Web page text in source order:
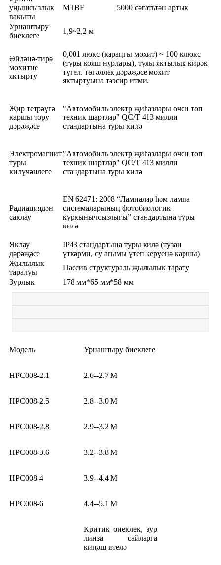
уңышсызлык
вакыты
MTBF 5000 сәгатьтән артык
Урнаштыру
биеклеге
1,9~2,2 м
Әйләнә-тирә
мохитне
яктырту
0,001 люкс (караңгы мохит) ~ 100 клюкс
(туры кояш нурлары), тулы яктылык кирәк
түгел, төгәллек дәрәҗәсе мохит
яктыртуына тәэсир итми.
Җир тетрәүгә
каршы тору
дәрәҗәсе
"Автомобиль электр җиһазлары өчен төп
техник шартлар" QC/T 413 милли
стандартына туры килә
Электромагнит
туры
килүчәнлеге
"Автомобиль электр җиһазлары өчен төп
техник шартлар" QC/T 413 милли
стандартына туры килә
Радиациядән
саклау
EN 62471: 2008 “Лампалар һәм лампа
системаларының фотобиологик
куркынычсызлыгы” стандартына туры
килә
Яклау
дәрәҗәсе
IP43 стандартына туры килә (тузан
үткәрми, су агымы үтеп керүенә каршы)
Җылылык
таралуы
Пассив структураль җылылык тарату
Зурлык
178 мм*65 мм*58 мм
Модель Урнаштыру биеклеге
HPC008-2.1 2.6--2.7 M
HPC008-2.5 2.8--3.0 M
HPC008-2.8 2.9--3.2 M
HPC008-3.6 3.2--3.8 M
HPC008-4 3.9--4.4 M
HPC008-6 4.4--5.1 M
Критик биеклек, зур
линза сайларга
киңәш ителә